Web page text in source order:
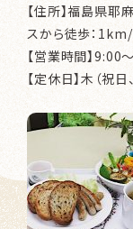
【住所】福島県
スから徒歩：1km/
【営業時間】
【定休日】木（祝日